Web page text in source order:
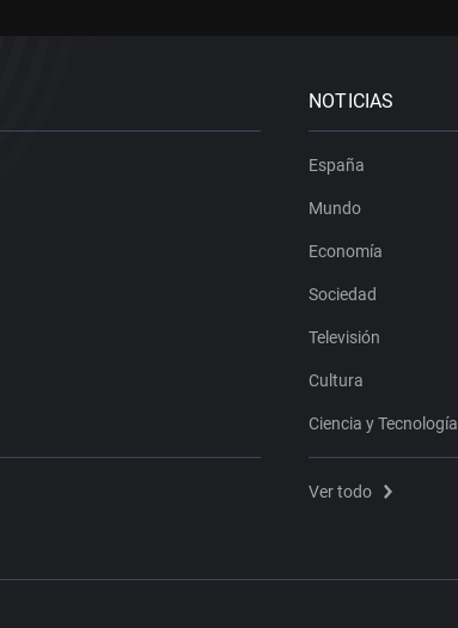
NOTICIAS
España
Mundo
Economía
Sociedad
Televisión
Cultura
Ciencia y Tecnología
Ver todo